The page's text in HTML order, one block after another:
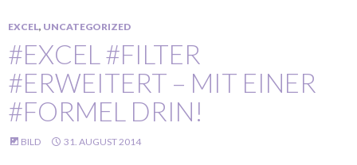
EXCEL, UNCATEGORIZED
#EXCEL #FILTER
#ERWEITERT – MIT EINER
#FORMEL DRIN!
BILD 31. AUGUST 2014